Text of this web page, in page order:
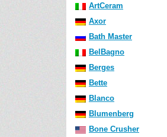
ArtCeram
Axor
Bath Master
BelBagno
Berges
Bette
Blanco
Blumenberg
Bone Crusher